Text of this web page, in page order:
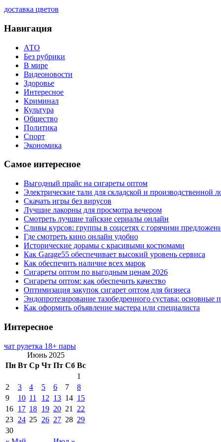
доставка цветов
Навигация
АТО
Без рубрики
В мире
Видеоновости
Здоровье
Интересное
Криминал
Культура
Общество
Политика
Спорт
Экономика
Самое интересное
Выгодный прайс на сигареты оптом
Электрические тали для складской и производственной
Скачать игры без вирусов
Лучшие лакорны для просмотра вечером
Смотреть лучшие тайские сериалы онлайн
Сливы курсов: группы в соцсетях с горячими
Где смотреть кино онлайн удобно
Исторические дорамы с красивыми костюмами
Как Garage55 обеспечивает высокий уровень сервиса
Как обеспечить наличие всех марок
Сигареты оптом по выгодным ценам 2026
Сигареты оптом: как обеспечить качество
Оптимизация закупок сигарет оптом для бизнеса
Эндопротезирование тазобедренного сустава: основные
Как оформить объявление мастера или специалиста
Интересное
чат рулетка 18+ пары
Июнь 2025
Пн Вт Ср Чт Пт Сб Вс
1
2
3 4 5 6 7
8
9
10 11 12 13 14 15
16 17 18 19 20 21
22
23 24 25 26 27 28 29
30